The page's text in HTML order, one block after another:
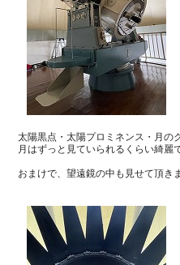
太陽黒点・太陽プロミネンス・月の
月はずっと見ていられるくらい綺麗
おまけで、望遠鏡の中も見せて頂き